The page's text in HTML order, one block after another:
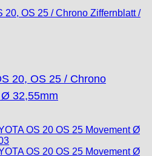
20, OS 25 / Chrono
32,55mm